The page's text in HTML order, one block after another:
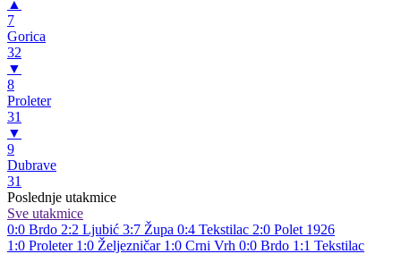
▲
7
Gorica
32
▼
8
Proleter
31
▼
9
Dubrave
31
Poslednje utakmice
Sve utakmice
0:0 Brdo 2:2 Ljubić 3:7 Župa 0:4 Tekstilac 2:0 Polet 1926
1:0 Proleter 1:0 Željezničar 1:0 Crni Vrh 0:0 Brdo 1:1 Tekstilac